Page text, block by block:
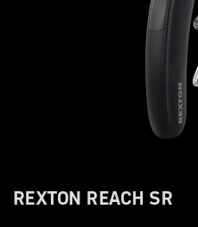
REXTON REACH SR